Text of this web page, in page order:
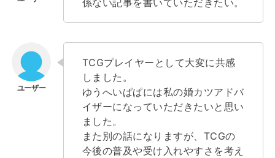
TCGプレイヤーとして大変に共感
しました。
ゆうへいぱぱには私の婚カツアドバ
イザーになっていただきたいと思い
ました。
また別の話になりますが、TCGの
今後の普及や受け入れやすさを考え